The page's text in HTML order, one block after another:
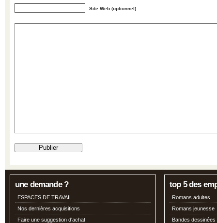
Site Web (optionnel)
une demande ?
ESPACES DE TRAVAIL
Nos dernières acquisitions
Faire une suggestion d'achat
top 5 des
Romans adultes
Romans jeunesse
Bandes dessinées